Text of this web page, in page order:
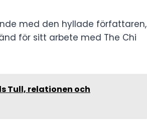
med den hyllade författaren,
för sitt arbete med The Chi
Tull, relationen och